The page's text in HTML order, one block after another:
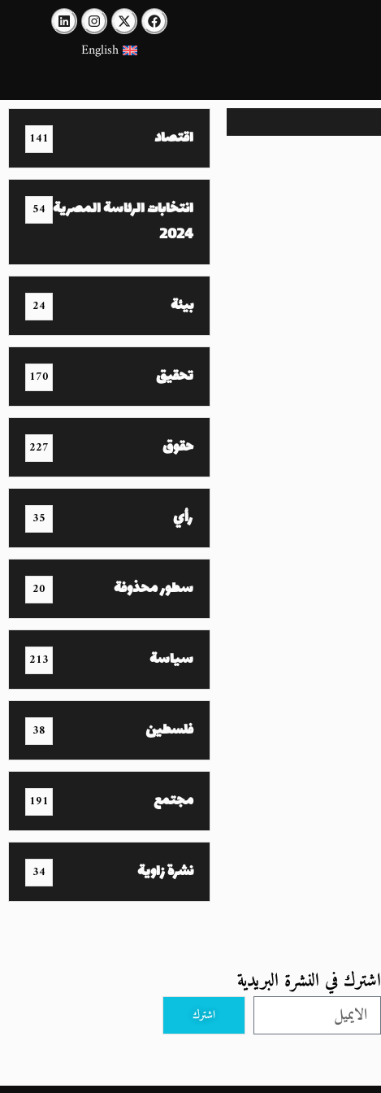
English
اقتصاد 141
انتخابات الرئاسة المصرية
2024
54
بيئة 24
تحقيق 170
حقوق 227
رأي 35
سطور محذوفة 20
سياسة 213
فلسطين 38
مجتمع 191
نشرة زاوية 34
اشترك في النشرة البريدية
اشترك